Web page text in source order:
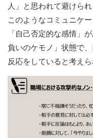
人」と思われて避けら
このようなコミュニケ
「自己否定的な感情」
負いのケモノ」状態で
反応をしていると考えら